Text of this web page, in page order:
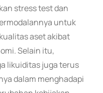
stress test dan
untuk
aset akibat
Selain itu,
likuiditas juga terus
dalam menghadapi